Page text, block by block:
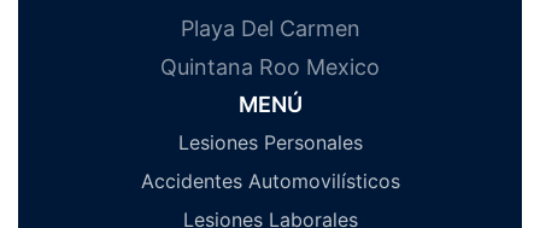
Playa Del Carmen
Quintana Roo Mexico
MENÚ
Lesiones Personales
Accidentes Automovilísticos
Lesiones Laborales